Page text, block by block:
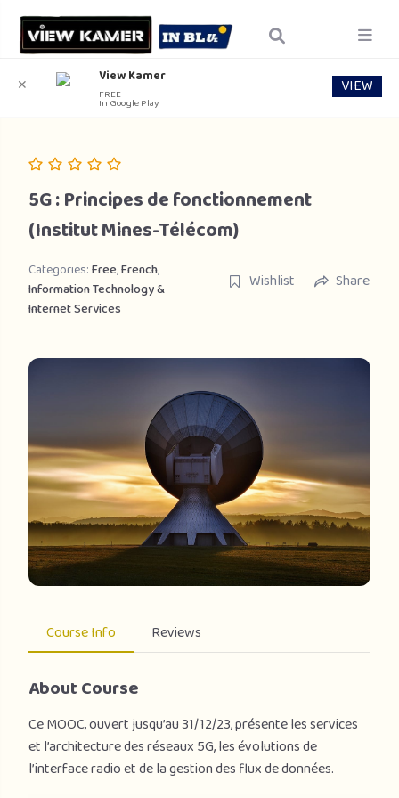
5G : Principes de fonctionnement
(Institut Mines-Télécom)
Categories:Free,French,
Information Technology &
Internet Services
Wishlist Share
Course Info Reviews
About Course
Ce MOOC, ouvert jusqu’au 31/12/23, présente les services
et l’architecture des réseaux 5G, les évolutions de
l’interface radio et de la gestion des flux de données.
✕ View Kamer
FREE
In Google Play
VIEW